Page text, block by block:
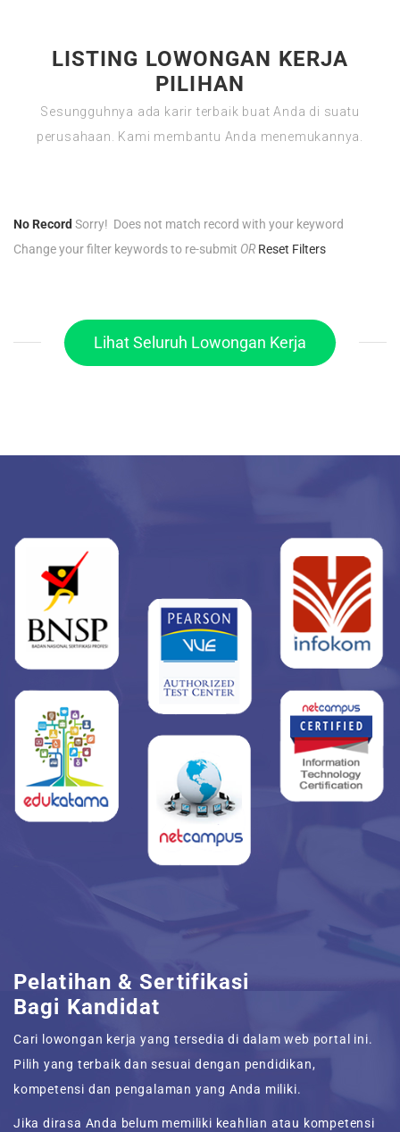
LISTING LOWONGAN KERJA
PILIHAN
Sesungguhnya ada karir terbaik buat Anda di suatu
perusahaan. Kami membantu Anda menemukannya.
No Record Sorry! Does not match record with your keyword
Change your filter keywords to re-submit OR Reset Filters
Lihat Seluruh Lowongan Kerja
Pelatihan & Sertifikasi
Bagi Kandidat
Cari lowongan kerja yang tersedia di dalam web portal ini.
Pilih yang terbaik dan sesuai dengan pendidikan,
kompetensi dan pengalaman yang Anda miliki.
Jika dirasa Anda belum memiliki keahlian atau kompetensi